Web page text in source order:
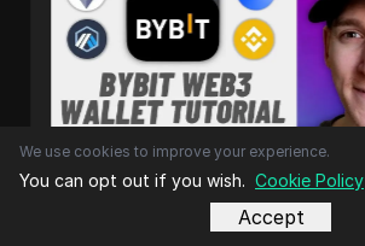
We use cookies to improve your experience.
You can opt out if you wish. Cookie Policy
Accept